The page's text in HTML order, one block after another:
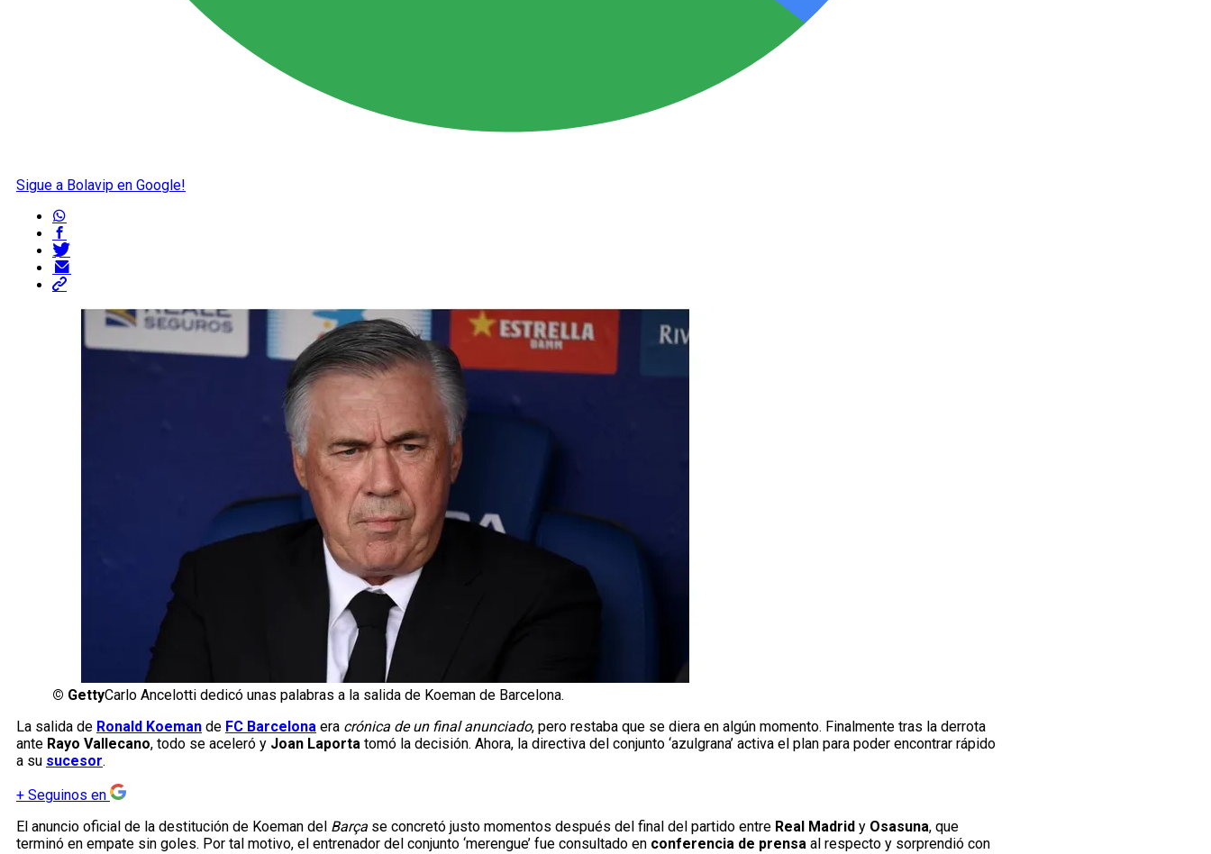
Sigue a Bolavip en Google!
© GettyCarlo Ancelotti dedicó unas palabras a la salida de Koeman de Barcelona.
La salida de Ronald Koeman de FC Barcelona era crónica de un final anunciado, pero restaba que se diera en algún momento. Finalmente tras la derrota
ante Rayo Vallecano, todo se aceleró y Joan Laporta tomó la decisión. Ahora, la directiva del conjunto ‘azulgrana’ activa el plan para poder encontrar rápido
a su sucesor.
+ Seguinos en
El anuncio oficial de la destitución de Koeman del Barça se concretó justo momentos después del final del partido entre Real Madrid y Osasuna, que
terminó en empate sin goles. Por tal motivo, el entrenador del conjunto ‘merengue’ fue consultado en conferencia de prensa al respecto y sorprendió con